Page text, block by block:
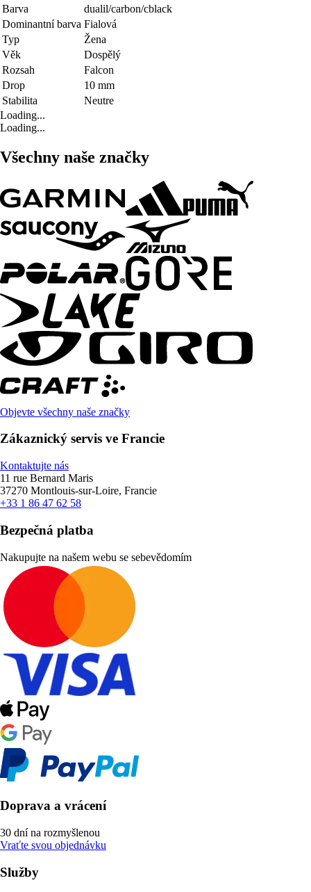
Barva
dualil/carbon/cblack
Dominantní barva Fialová
Typ
Žena
Věk
Dospělý
Rozsah
Falcon
Drop
10 mm
Stabilita
Neutre
Loading...
Loading...
Všechny naše značky
Objevte všechny naše značky
Zákaznický servis ve Francie
Kontaktujte nás
11 rue Bernard Maris
37270 Montlouis-sur-Loire, Francie
+33 1 86 47 62 58
Bezpečná platba
Nakupujte na našem webu se sebevědomím
Doprava a vrácení
30 dní na rozmyšlenou
Vraťte svou objednávku
Služby